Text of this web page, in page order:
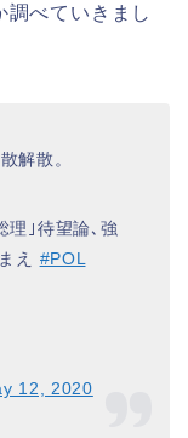
調べていきまし
散。
理｣待望論､強
え #POL
12, 2020